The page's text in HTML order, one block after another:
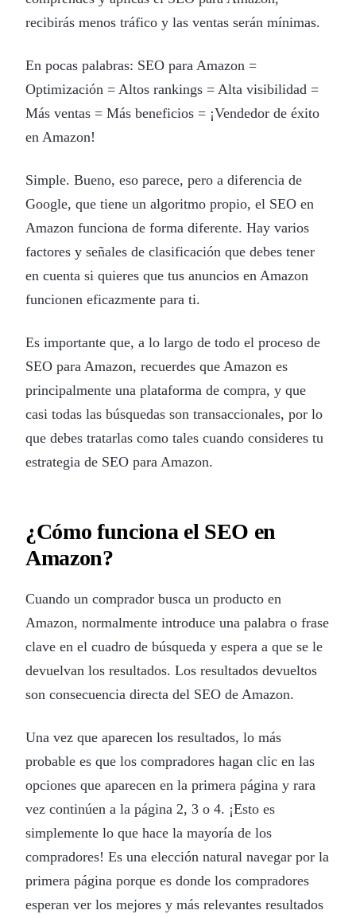
recibirás menos tráfico y las ventas serán mínimas.
En pocas palabras: SEO para Amazon =
Optimización = Altos rankings = Alta visibilidad =
Más ventas = Más beneficios = ¡Vendedor de éxito
en Amazon!
Simple. Bueno, eso parece, pero a diferencia de
Google, que tiene un algoritmo propio, el SEO en
Amazon funciona de forma diferente. Hay varios
factores y señales de clasificación que debes tener
en cuenta si quieres que tus anuncios en Amazon
funcionen eficazmente para ti.
Es importante que, a lo largo de todo el proceso de
SEO para Amazon, recuerdes que Amazon es
principalmente una plataforma de compra, y que
casi todas las búsquedas son transaccionales, por lo
que debes tratarlas como tales cuando consideres tu
estrategia de SEO para Amazon.
¿Cómo funciona el SEO en
Amazon?
Cuando un comprador busca un producto en
Amazon, normalmente introduce una palabra o frase
clave en el cuadro de búsqueda y espera a que se le
devuelvan los resultados. Los resultados devueltos
son consecuencia directa del SEO de Amazon.
Una vez que aparecen los resultados, lo más
probable es que los compradores hagan clic en las
opciones que aparecen en la primera página y rara
vez continúen a la página 2, 3 o 4. ¡Esto es
simplemente lo que hace la mayoría de los
compradores! Es una elección natural navegar por la
primera página porque es donde los compradores
esperan ver los mejores y más relevantes resultados